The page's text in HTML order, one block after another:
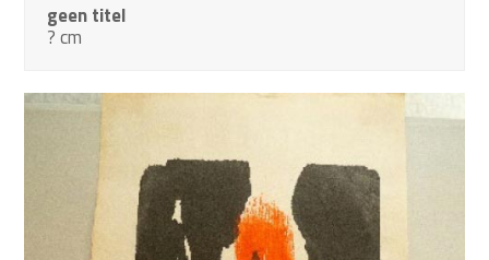
geen titel
? cm